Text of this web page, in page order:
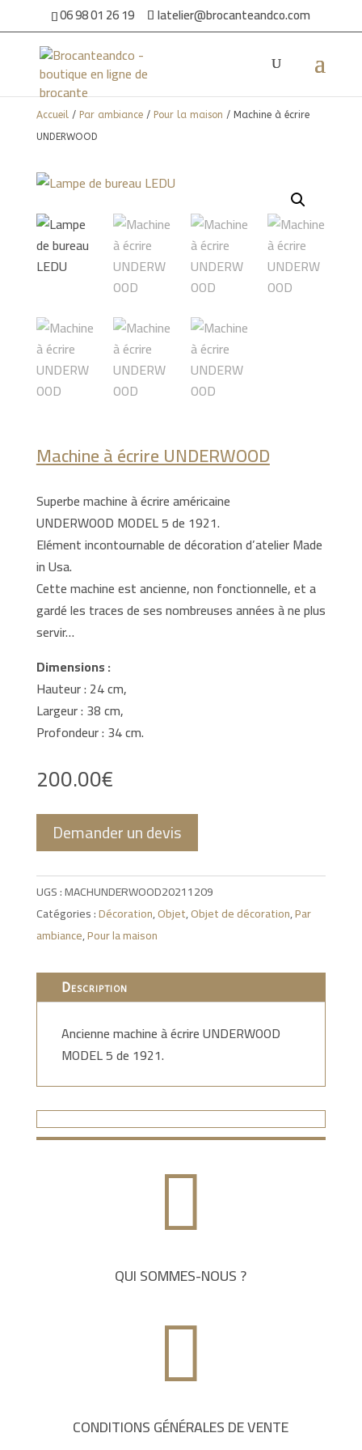
06 98 01 26 19 latelier@brocanteandco.com
Accueil/ Par ambiance/ Pour la maison / Machine à écrire
UNDERWOOD
Machine à écrire UNDERWOOD
Superbe machine à écrire américaine
UNDERWOOD MODEL 5 de 1921.
Elément incontournable de décoration d’atelier Made
in Usa.
Cette machine est ancienne, non fonctionnelle, et a
gardé les traces de ses nombreuses années à ne plus
servir…
Dimensions :
Hauteur : 24 cm,
Largeur : 38 cm,
Profondeur : 34 cm.
200.00€
Demander un devis
UGS :MACHUNDERWOOD20211209
Catégories :Décoration,Objet,Objet de décoration,Par
ambiance,Pour la maison
Description
Ancienne machine à écrire UNDERWOOD
MODEL 5 de 1921.

QUI SOMMES-NOUS ?

CONDITIONS GÉNÉRALES DE VENTE